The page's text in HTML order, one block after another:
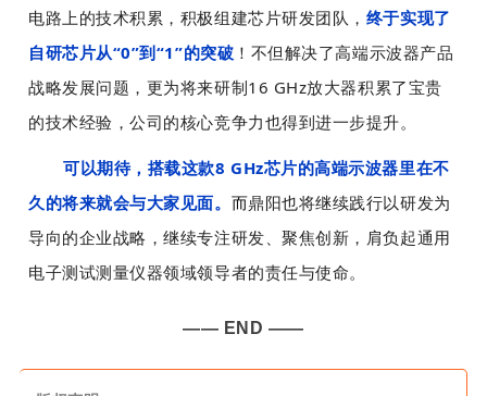
电路上的技术积累，积极组建芯片研发团队， 终于实现了
自研芯片从“0”到“1”的突破 ！不但解决了高端示波器产品
战略发展问题，更为将来研制16 GHz放大器积累了宝贵
的技术经验，公司的核心竞争力也得到进一步提升。
可以期待，搭载这款8 GHz芯片的高端示波器里在不
久的将来就会与大家见面。 而鼎阳也将继续践行以研发为
导向的企业战略，继续专注研发、聚焦创新，肩负起通用
电子测试测量仪器领域领导者的责任与使命。
—— END ——